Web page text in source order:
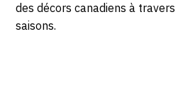
DEVENIR
des décors canadiens à
saisons.